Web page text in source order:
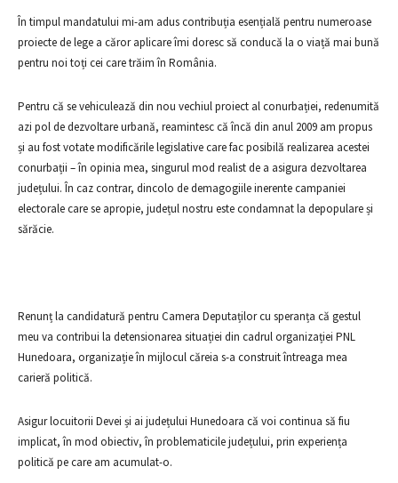
În timpul mandatului mi-am adus contribuția esențială pentru numeroase
proiecte de lege a căror aplicare îmi doresc să conducă la o viață mai bună
pentru noi toți cei care trăim în România.
Pentru că se vehiculează din nou vechiul proiect al conurbației, redenumită
azi pol de dezvoltare urbană, reamintesc că încă din anul 2009 am propus
și au fost votate modificările legislative care fac posibilă realizarea acestei
conurbații – în opinia mea, singurul mod realist de a asigura dezvoltarea
județului. În caz contrar, dincolo de demagogiile inerente campaniei
electorale care se apropie, județul nostru este condamnat la depopulare și
sărăcie.
Renunț la candidatură pentru Camera Deputaților cu speranța că gestul
meu va contribui la detensionarea situației din cadrul organizației PNL
Hunedoara, organizație în mijlocul căreia s-a construit întreaga mea
carieră politică.
Asigur locuitorii Devei și ai județului Hunedoara că voi continua să fiu
implicat, în mod obiectiv, în problematicile județului, prin experiența
politică pe care am acumulat-o.